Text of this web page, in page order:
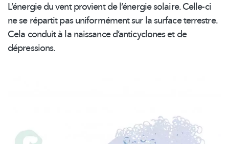
L’énergie du vent provient de l’énergie solaire. Celle-ci
ne se répartit pas uniformément sur la surface terrestre.
Cela conduit à la naissanced’anticycloneset de
dépressions.